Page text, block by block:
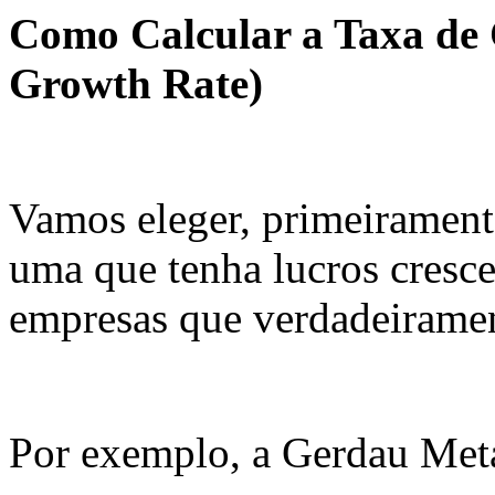
Como Calcular a Taxa
Growth Rate)
Vamos eleger,
uma que tenha lucros
empresas que
Por exemplo, a Gerdau